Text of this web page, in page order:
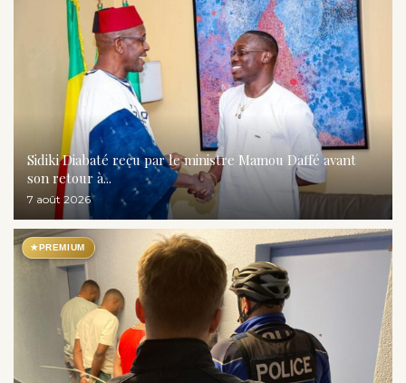
Sidiki Diabaté reçu par le ministre Mamou Daffé avant
son retour à...
7 août 2026
★PREMIUM